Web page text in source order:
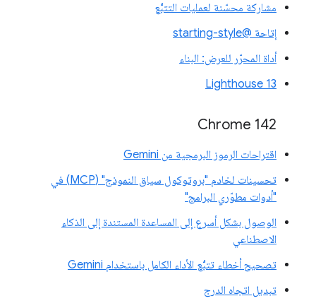
مشاركة محسّنة لعمليات التتبُّع
إتاحة @starting-style
أداة المحرّر للعرض: البناء
Lighthouse 13
Chrome 142
اقتراحات الرموز البرمجية من Gemini
تحسينات لخادم "بروتوكول سياق النموذج" (MCP) في
"أدوات مطوّري البرامج"
الوصول بشكل أسرع إلى المساعدة المستندة إلى الذكاء
الاصطناعي
تصحيح أخطاء تتبُّع الأداء الكامل باستخدام Gemini
تبديل اتجاه الدرج